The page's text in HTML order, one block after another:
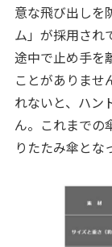
意な飛び出しを
ム」が採用され
途中で止め手を
ことがありませ
れないと、ハン
ん。これまでの
りたたみ傘とな